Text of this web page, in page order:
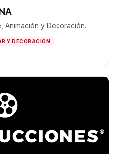
Animación y Decoración.
Y DECORACIÓN